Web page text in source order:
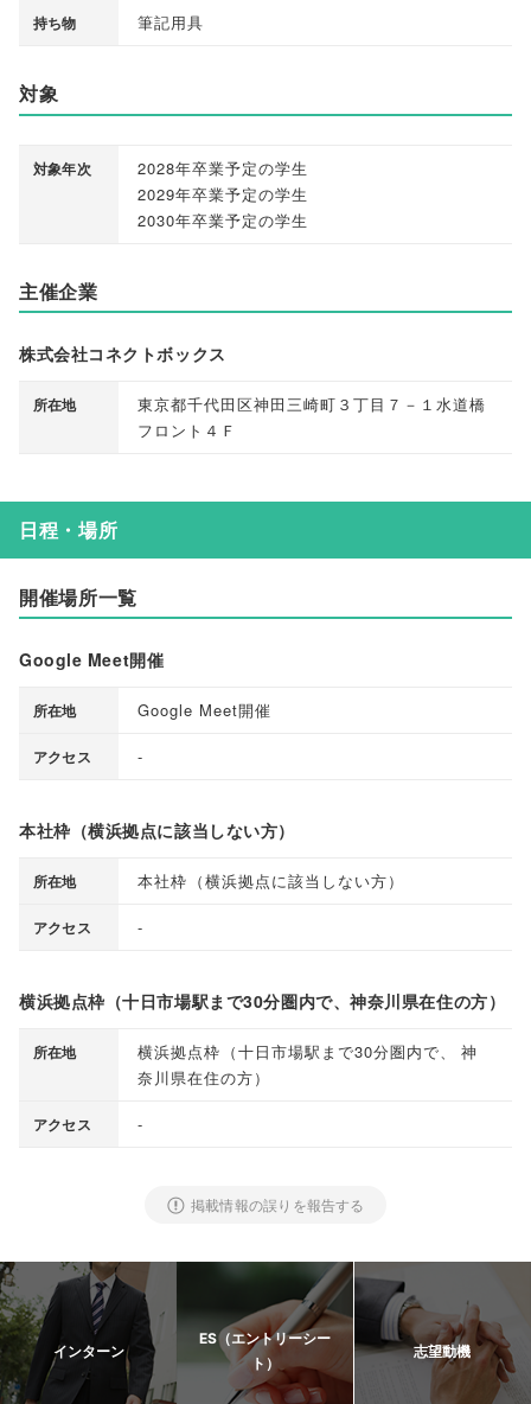
持ち物 筆記用具
対象
対象年次
2028年卒業予定の学生
2029年卒業予定の学生
2030年卒業予定の学生
主催企業
株式会社コネクトボックス
所在地
東京都千代田区神田三崎町３丁目７－１水道橋
フロント４Ｆ
日程・場所
開催場所一覧
Google Meet開催
所在地 Google Meet開催
アクセス -
本社枠（横浜拠点に該当しない方）
所在地 本社枠 （横浜拠点に該当しない方）
アクセス -
横浜拠点枠（十日市場駅まで30分圏内で、神奈川県在住の方）
所在地 横浜拠点枠 （十日市場駅まで30分圏内で、
神
奈川県在住の方）
アクセス -
掲載情報の誤りを報告する
インターン
ES（エントリーシー
ト）
志望動機